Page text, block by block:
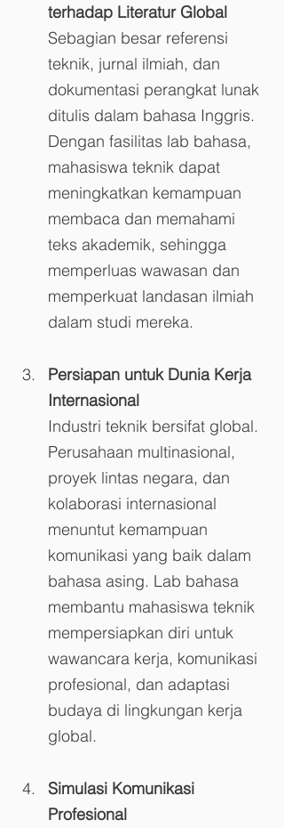
terhadap Literatur Global
Sebagian besar referensi
teknik, jurnal ilmiah, dan
dokumentasi perangkat lunak
ditulis dalam bahasa Inggris.
Dengan fasilitas lab bahasa,
mahasiswa teknik dapat
meningkatkan kemampuan
membaca dan memahami
teks akademik, sehingga
memperluas wawasan dan
memperkuat landasan ilmiah
dalam studi mereka.
Persiapan untuk Dunia Kerja
Internasional
Industri teknik bersifat global.
Perusahaan multinasional,
proyek lintas negara, dan
kolaborasi internasional
menuntut kemampuan
komunikasi yang baik dalam
bahasa asing. Lab bahasa
membantu mahasiswa teknik
mempersiapkan diri untuk
wawancara kerja, komunikasi
profesional, dan adaptasi
budaya di lingkungan kerja
global.
Simulasi Komunikasi
Profesional